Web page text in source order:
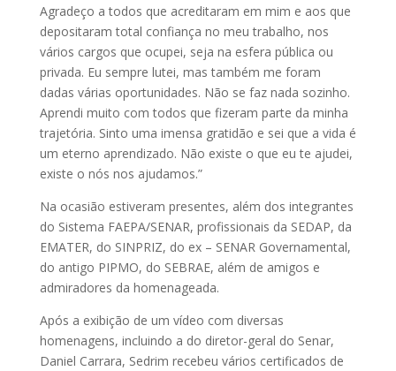
Agradeço a todos que acreditaram em mim e aos que
depositaram total confiança no meu trabalho, nos
vários cargos que ocupei, seja na esfera pública ou
privada. Eu sempre lutei, mas também me foram
dadas várias oportunidades. Não se faz nada sozinho.
Aprendi muito com todos que fizeram parte da minha
trajetória. Sinto uma imensa gratidão e sei que a vida é
um eterno aprendizado. Não existe o que eu te ajudei,
existe o nós nos ajudamos.”
Na ocasião estiveram presentes, além dos integrantes
do Sistema FAEPA/SENAR, profissionais da SEDAP, da
EMATER, do SINPRIZ, do ex – SENAR Governamental,
do antigo PIPMO, do SEBRAE, além de amigos e
admiradores da homenageada.
Após a exibição de um vídeo com diversas
homenagens, incluindo a do diretor-geral do Senar,
Daniel Carrara, Sedrim recebeu vários certificados de